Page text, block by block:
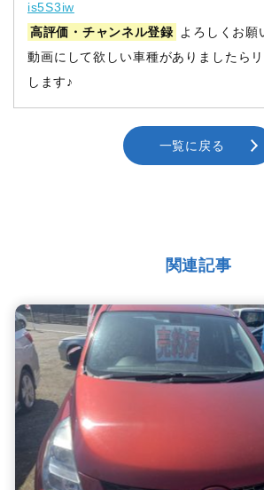
is5S3iw
高評価・チャンネル登録
よろしくお願
動画にして欲しい車種がありましたら
します♪
一覧に戻る
関連記事